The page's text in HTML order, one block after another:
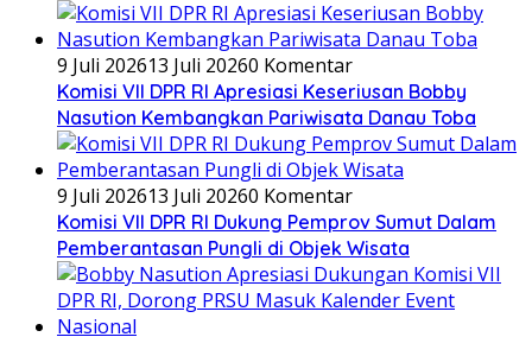
9 Juli 202613 Juli 20260 Komentar
Komisi VII DPR RI Apresiasi Keseriusan Bobby
Nasution Kembangkan Pariwisata Danau Toba
9 Juli 202613 Juli 20260 Komentar
Komisi VII DPR RI Dukung Pemprov Sumut Dalam
Pemberantasan Pungli di Objek Wisata